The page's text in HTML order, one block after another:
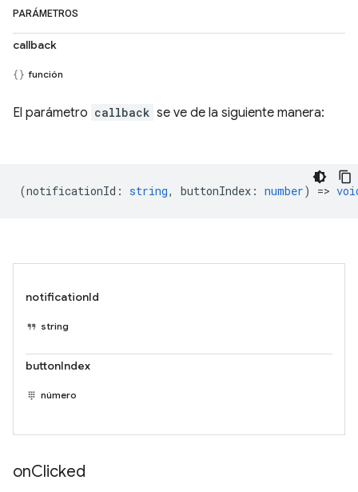
PARÁMETROS
callback
función
El parámetro callback se ve de la siguiente manera:
(notificationId : string, buttonIndex : number) =>
notificationId
string
buttonIndex
número
onClicked